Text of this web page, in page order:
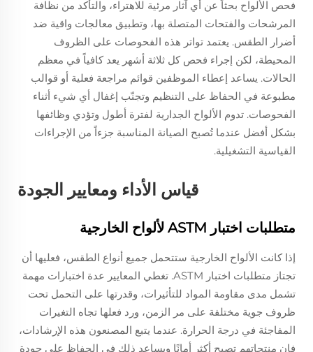
فحص الألواح بحثاً عن أي آثار مرئية للاهتراء، والتأكد من نظافة
المرشحات والفتحات المتصلة بها، وتطبيق معالجات واقية ضد
أضرار الطقس. يعتمد تواتر هذه الفحوصات على الظروف
المحيطة، لكن إجراء فحص كل ثلاثة أشهر يعد كافياً في معظم
الحالات. يساعد إعطاء الموظفين قوائم مراجعة فعلية أو قوالب
مطبوعة في الحفاظ على التنظيم وتجنّب إغفال أي شيء أثناء
الفحوصات. تدوم الألواح الجدارية لفترة أطول وتؤدي وظائفها
بشكل أفضل عندما تُصبح الصيانة المناسبة جزءاً من الإجراءات
القياسية التشغيلية.
قياس الأداء ومعايير الجودة
متطلبات اختبار ASTM لألواح الخارجية
إذا كانت الألواح الخارجية ستتحمل جميع أنواع الطقس، فعليها أن
تجتاز متطلبات اختبار ASTM. تغطي المعايير عدة اختبارات مهمة
تشمل مدى مقاومة المواد للتأثيرات، وقدرتها على التحمل تحت
ظروف جوية مختلفة على مر الزمن، ورد فعلها تجاه التغيرات
المفاجئة في درجة الحرارة. عندما يتبع المصنعون هذه الإرشادات،
فإن منتجاتهم تصبح أكثر أمانًا ويساعد ذلك في الحفاظ على جودة